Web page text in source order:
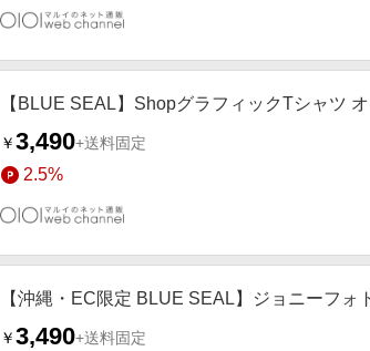
【BLUE SEAL】ShopグラフィックTシャツ
￥3,490+送料固定
2.5%
【沖縄・EC限定 BLUE SEAL】ジョニーフォ
￥3,490+送料固定